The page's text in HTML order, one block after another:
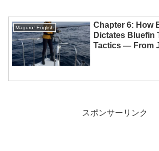
Maguro! English
Chapter 6: How
Dictates Bluefin
Tactics — From
スポンサーリンク